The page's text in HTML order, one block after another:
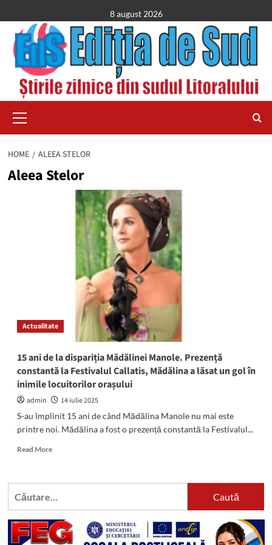
to
content
8 august 2026
Menu
HOME ALEEA STELOR
Aleea Stelor
Actualitate
15 ani de la dispariția Mădălinei Manole. Prezență
constantă la Festivalul Callatis, Mădălina a lăsat un gol în
inimile locuitorilor orașului
admin
14 iulie 2025
S-au împlinit 15 ani de când Mădălina Manole nu mai este
printre noi. Mădălina a fost o prezență constantă la Festivalul...
Read MoreRead
15
dispariția
Mădălinei
Caută